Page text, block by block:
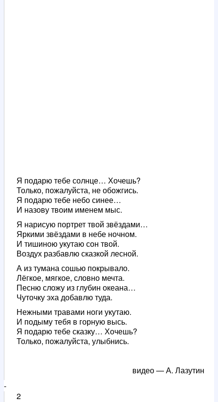
­Я подарю тебе солнце… Хочешь?
Только, пожалуйста, не обожгись.
Я подарю тебе небо синее…
И назову твоим именем мыс.
Я нарисую портрет твой звёздами…
Яркими звёздами в небе ночном.
И тишиною укутаю сон твой.
Воздух разбавлю сказкой лесной.
А из тумана сошью покрывало.
Лёгкое, мягкое, словно мечта.
Песню сложу из глубин океана…
Чуточку эха добавлю туда.
Нежными травами ноги укутаю.
И подыму тебя в горную высь.
Я подарю тебе сказку… Хочешь?
Только, пожалуйста, улыбнись.
видео — А. Лазутин
-
2